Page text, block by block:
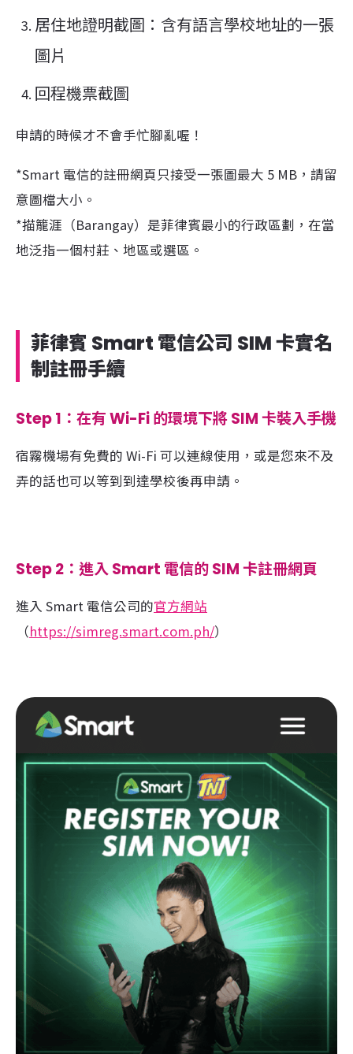
居住地證明截圖：含有語言學校地址的一張
圖片
回程機票截圖
申請的時候才不會手忙腳亂喔！
*Smart 電信的註冊網頁只接受一張圖最大 5 MB，請留
意圖檔大小。
*描籠涯（Barangay）是菲律賓最小的行政區劃，在當
地泛指一個村莊、地區或選區。
菲律賓 Smart 電信公司 SIM 卡實名
制註冊手續
Step 1：在有 Wi-Fi 的環境下將 SIM 卡裝入手機
宿霧機場有免費的 Wi-Fi 可以連線使用，或是您來不及
弄的話也可以等到到達學校後再申請。
Step 2：進入 Smart 電信的 SIM 卡註冊網頁
進入 Smart 電信公司的官方網站
（https://simreg.smart.com.ph/）